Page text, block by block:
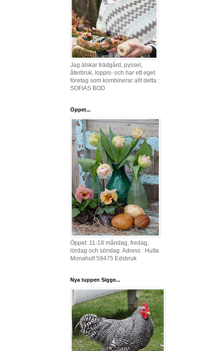
Jag älskar trädgård, pyssel,
återbruk, loppis- och har ett eget
företag som kombinerar allt detta :
SOFIAS BOD
Öppet...
Öppet: 11-18 måndag, fredag,
lördag och söndag. Adress : Hulta
Monahult 59475 Edsbruk
Nya tuppen Sigge...